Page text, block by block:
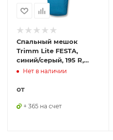
Спальный мешок
Trimm Lite FESTA,
синий/серый, 195 R,
52786
Нет в наличии
от
+ 365 на счет